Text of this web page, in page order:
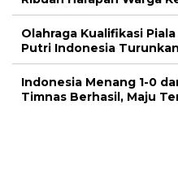
Olahraga Kualifikasi
Putri Indonesia
Indonesia Menang 1-0
Timnas Berhasil, Maju